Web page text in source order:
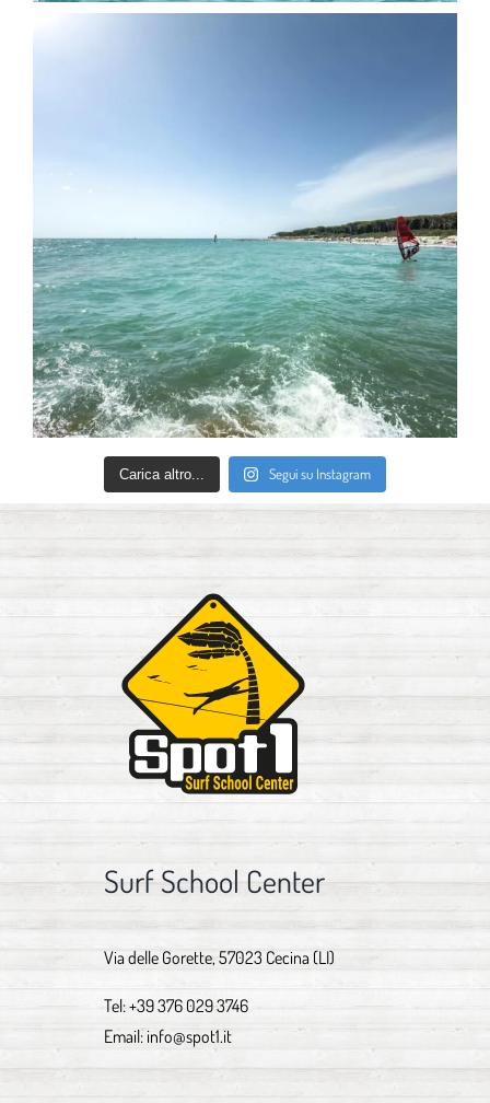
Carica altro... Segui su Instagram
Surf School Center
Via delle Gorette, 57023 Cecina (LI)
Tel:+39 376 029 3746
Email: info@spot1.it